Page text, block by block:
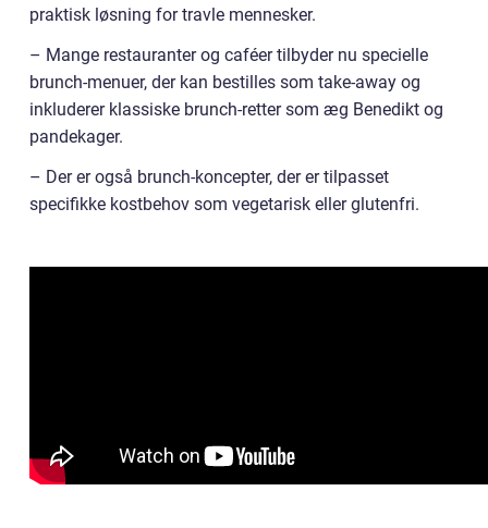
praktisk løsning for travle mennesker.
– Mange restauranter og caféer tilbyder nu specielle
brunch-menuer, der kan bestilles som take-away og
inkluderer klassiske brunch-retter som æg Benedikt og
pandekager.
– Der er også brunch-koncepter, der er tilpasset
specifikke kostbehov som vegetarisk eller glutenfri.